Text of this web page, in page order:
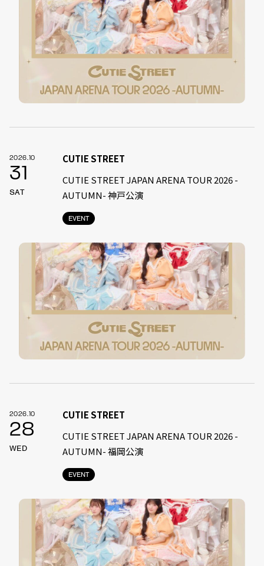
2026.10
31
SAT
EVENT
CUTIE STREET
CUTIE STREET JAPAN ARENA TOUR 2026 -
AUTUMN- 神戸公演
2026.10
28
WED
EVENT
CUTIE STREET
CUTIE STREET JAPAN ARENA TOUR 2026 -
AUTUMN- 福岡公演